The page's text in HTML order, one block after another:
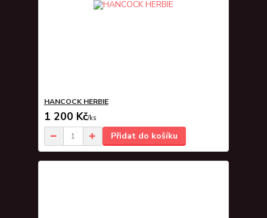
HANCOCK HERBIE
1 200 Kč/ks
Přidat do košíku